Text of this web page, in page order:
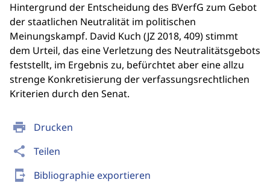
print Drucken
share Teilen
send_to_mobile Bibliographie exportieren
Hintergrund der Entscheidung des BVerfG zum Gebot
der staatlichen Neutralität im politischen
Meinungskampf. David Kuch (JZ 2018, 409) stimmt
dem Urteil, das eine Verletzung des Neutralitätsgebots
feststellt, im Ergebnis zu, befürchtet aber eine allzu
strenge Konkretisierung der verfassungsrechtlichen
Kriterien durch den Senat.